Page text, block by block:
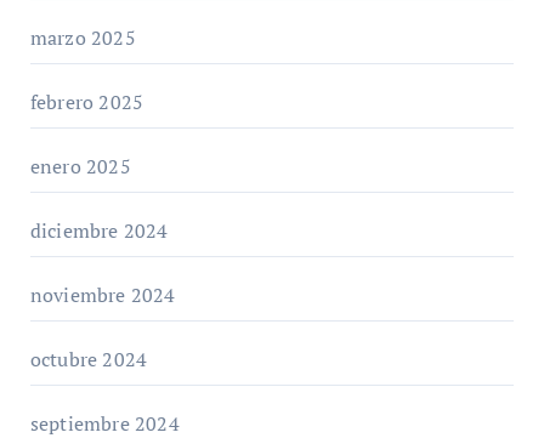
marzo 2025
febrero 2025
enero 2025
diciembre 2024
noviembre 2024
octubre 2024
septiembre 2024